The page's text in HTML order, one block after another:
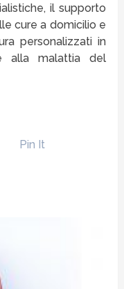
il supporto
cure a domicilio e
personalizzati in
alla malattia del
Pin It